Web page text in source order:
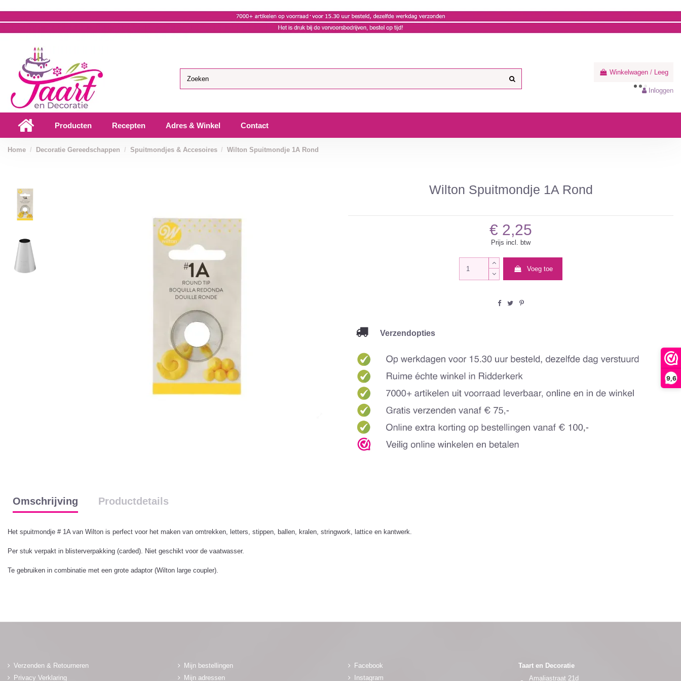
9,6
Winkelwagen / Leeg
Inloggen
Producten Recepten Adres & Winkel Contact
Home Decoratie Gereedschappen Spuitmondjes & Accesoires Wilton Spuitmondje 1A Rond
Wilton Spuitmondje 1A Rond
€ 2,25
Prijs incl. btw
Voeg toe
Verzendopties
Omschrijving Productdetails
Het spuitmondje # 1A van Wilton is perfect voor het maken van omtrekken, letters, stippen, ballen, kralen, stringwork, lattice en kantwerk.
Per stuk verpakt in blisterverpakking (carded). Niet geschikt voor de vaatwasser.
Te gebruiken in combinatie met een grote adaptor (Wilton large coupler).
Verzenden & Retourneren
Privacy Verklaring
Mijn bestellingen
Mijn adressen
Facebook
Instagram
Taart en Decoratie
Amaliastraat 21d